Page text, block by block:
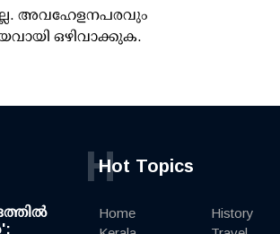
അവഹേളനപരവും
ഒഴിവാക്കുക.
Hot Topics
H
Home
History